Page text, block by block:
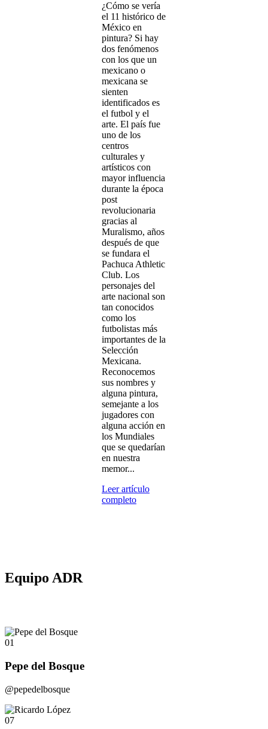
¿Cómo se vería
el 11 histórico de
México en
pintura? Si hay
dos fenómenos
con los que un
mexicano o
mexicana se
sienten
identificados es
el futbol y el
arte. El país fue
uno de los
centros
culturales y
artísticos con
mayor influencia
durante la época
post
revolucionaria
gracias al
Muralismo, años
después de que
se fundara el
Pachuca Athletic
Club. Los
personajes del
arte nacional son
tan conocidos
como los
futbolistas más
importantes de la
Selección
Mexicana.
Reconocemos
sus nombres y
alguna pintura,
semejante a los
jugadores con
alguna acción en
los Mundiales
que se quedarían
en nuestra
memor...
Leer artículo
completo
Equipo ADR
01
Pepe del Bosque
@pepedelbosque
07